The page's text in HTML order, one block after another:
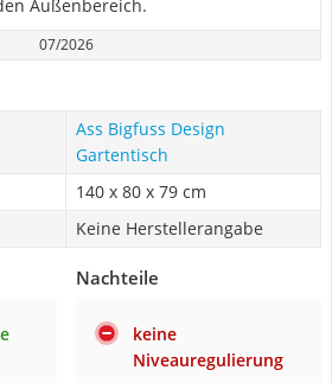
Außenbereich.
07/2026
Ass Bigfuss Design
Gartentisch
140 x 80 x 79 cm
Keine Herstellerangabe
Nachteile
keine
Niveauregulierung